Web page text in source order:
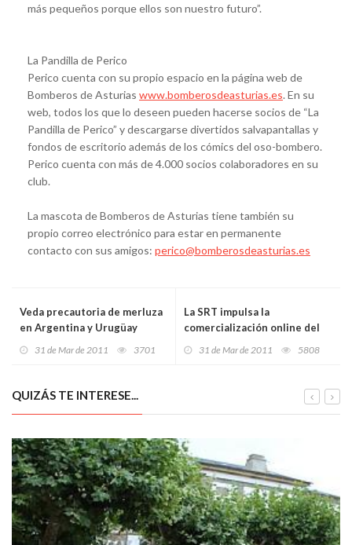
más pequeños porque ellos son nuestro futuro”.
La Pandilla de Perico
Perico cuenta con su propio espacio en la página web de
Bomberos de Asturias www.bomberosdeasturias.es. En su
web, todos los que lo deseen pueden hacerse socios de “La
Pandilla de Perico” y descargarse divertidos salvapantallas y
fondos de escritorio además de los cómics del oso-bombero.
Perico cuenta con más de 4.000 socios colaboradores en su
club.
La mascota de Bomberos de Asturias tiene también su
propio correo electrónico para estar en permanente
contacto con sus amigos: perico@bomberosdeasturias.es
Veda precautoria de merluza
en Argentina y Urugüay
31 de Mar de 2011 3701
La SRT impulsa la
comercialización online del
31 de Mar de 2011 5808
QUIZÁS TE INTERESE...